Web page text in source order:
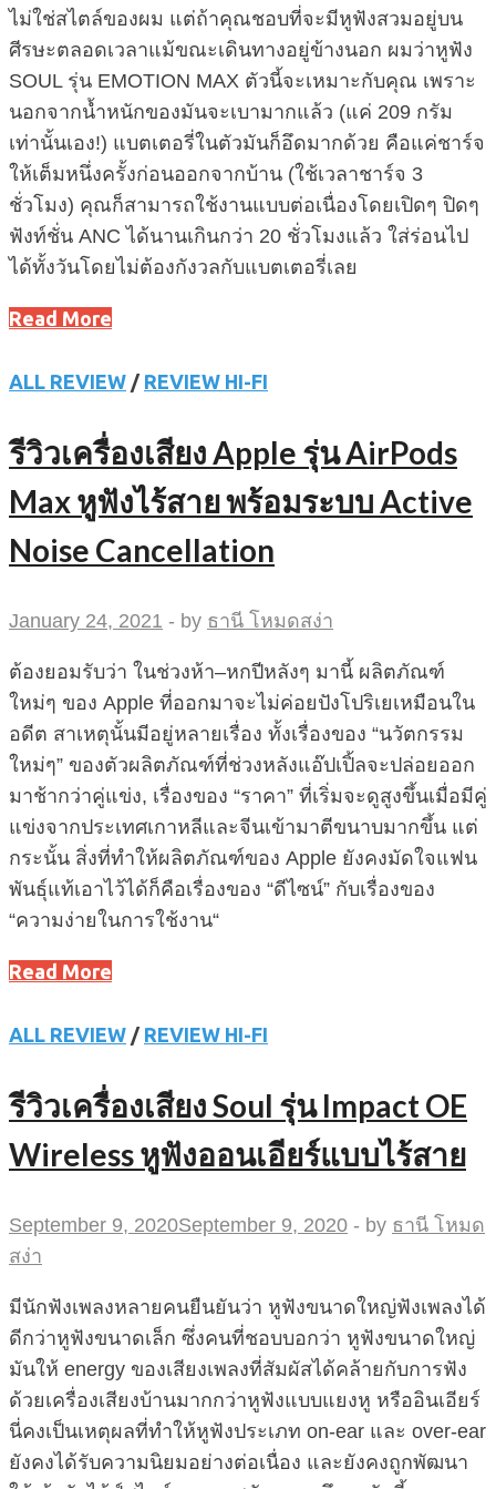
ไม่ใช่สไตล์ของผม แต่ถ้าคุณชอบที่จะมีหูฟังสวมอยู่บน
ศีรษะตลอดเวลาแม้ขณะเดินทางอยู่ข้างนอก ผมว่าหูฟัง
SOUL รุ่น EMOTION MAX ตัวนี้จะเหมาะกับคุณ เพราะ
นอกจากน้ำหนักของมันจะเบามากแล้ว (แค่ 209 กรัม
เท่านั้นเอง!) แบตเตอรี่ในตัวมันก็อึดมากด้วย คือแค่ชาร์จ
ให้เต็มหนึ่งครั้งก่อนออกจากบ้าน (ใช้เวลาชาร์จ 3
ชั่วโมง) คุณก็สามารถใช้งานแบบต่อเนื่องโดยเปิดๆ ปิดๆ
ฟังท์ชั่น ANC ได้นานเกินกว่า 20 ชั่วโมงแล้ว ใส่ร่อนไป
ได้ทั้งวันโดยไม่ต้องกังวลกับแบตเตอรี่เลย
Read More
ALL REVIEW / REVIEW HI-FI
รีวิวเครื่องเสียง Apple รุ่น AirPods
Max หูฟังไร้สาย พร้อมระบบ Active
Noise Cancellation
January 24, 2021 - by ธานี โหมดสง่า
ต้องยอมรับว่า ในช่วงห้า–หกปีหลังๆ มานี้ ผลิตภัณฑ์
ใหม่ๆ ของ Apple ที่ออกมาจะไม่ค่อยปังโปริเยเหมือนใน
อดีต สาเหตุนั้นมีอยู่หลายเรื่อง ทั้งเรื่องของ “นวัตกรรม
ใหม่ๆ” ของตัวผลิตภัณฑ์ที่ช่วงหลังแอ๊ปเปิ้ลจะปล่อยออก
มาช้ากว่าคู่แข่ง, เรื่องของ “ราคา” ที่เริ่มจะดูสูงขึ้นเมื่อมีคู่
แข่งจากประเทศเกาหลีและจีนเข้ามาตีขนาบมากขึ้น แต่
กระนั้น สิ่งที่ทำให้ผลิตภัณฑ์ของ Apple ยังคงมัดใจแฟน
พันธุ์แท้เอาไว้ได้ก็คือเรื่องของ “ดีไซน์” กับเรื่องของ
“ความง่ายในการใช้งาน“
Read More
ALL REVIEW / REVIEW HI-FI
รีวิวเครื่องเสียง Soul รุ่น Impact OE
Wireless หูฟังออนเอียร์แบบไร้สาย
September 9, 2020September 9, 2020 - by ธานี โหมด
สง่า
มีนักฟังเพลงหลายคนยืนยันว่า หูฟังขนาดใหญ่ฟังเพลงได้
ดีกว่าหูฟังขนาดเล็ก ซึ่งคนที่ชอบบอกว่า หูฟังขนาดใหญ่
มันให้ energy ของเสียงเพลงที่สัมผัสได้คล้ายกับการฟัง
ด้วยเครื่องเสียงบ้านมากกว่าหูฟังแบบแยงหู หรืออินเอียร์
นี่คงเป็นเหตุผลที่ทำให้หูฟังประเภท on-ear และ over-ear
ยังคงได้รับความนิยมอย่างต่อเนื่อง และยังคงถูกพัฒนา